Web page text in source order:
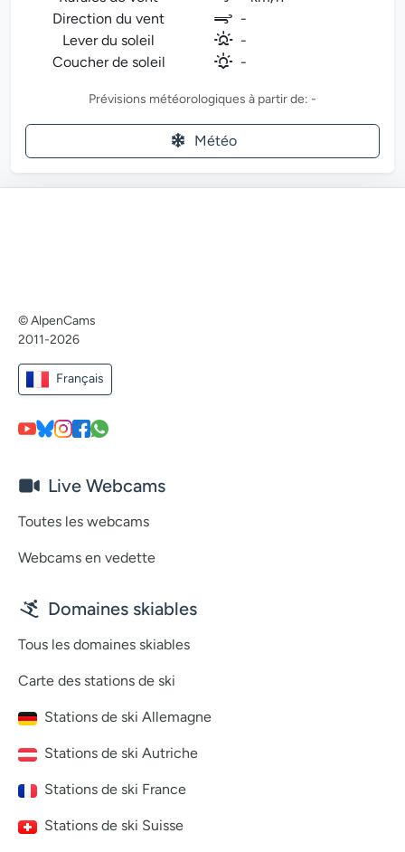
Direction du vent
-
Lever du soleil
-
Coucher de soleil
-
Prévisions météorologiques à partir de: -
Météo
© AlpenCams
2011-2026
Français
Live Webcams
Toutes les webcams
Webcams en vedette
Domaines skiables
Tous les domaines skiables
Carte des stations de ski
Stations de ski Allemagne
Stations de ski Autriche
Stations de ski France
Stations de ski Suisse